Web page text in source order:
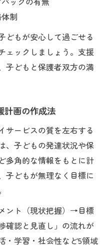
制
どもが安心して過ごせる
ェックしましょう。支援
子どもと保護者双方の満
計画の作成法
サービスの質を左右する
、子どもの発達状況や保
多角的な情報をもとに計
子どもが無理なく目標に
ント（現状把握）→目標
認と見直し」の流れが
・学習・社会性など5領域